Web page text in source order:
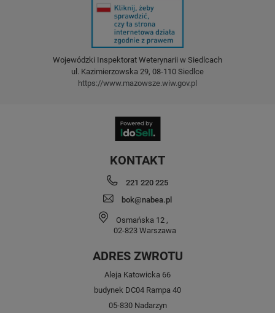
Wojewódzki Inspektorat Weterynarii w Siedlcach
ul. Kazimierzowska 29, 08-110 Siedlce
https://www.mazowsze.wiw.gov.pl
KONTAKT
221 220 225
bok@nabea.pl
Osmańska 12 ,
02-823 Warszawa
ADRES ZWROTU
Aleja Katowicka 66
budynek DC04 Rampa 40
05-830 Nadarzyn